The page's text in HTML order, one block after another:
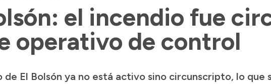
el incendio fue
operativo de control
de El Bolsón ya no está activo sino circunscripto, lo que